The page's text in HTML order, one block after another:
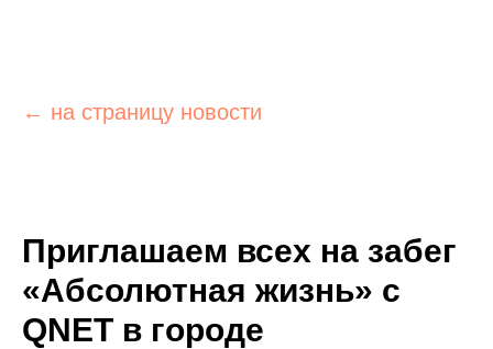
← на страницу новости
Приглашаем всех на забег
«Абсолютная жизнь» c
QNET в городе